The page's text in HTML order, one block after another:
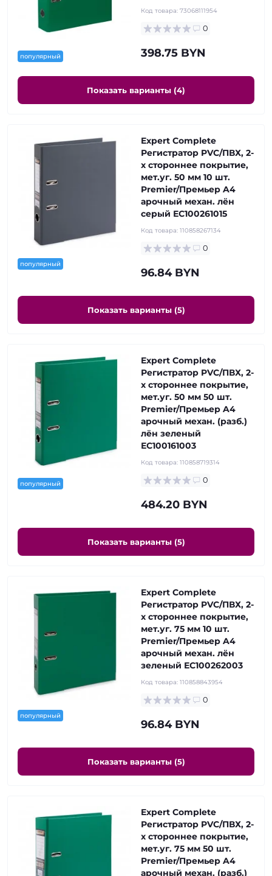
популярный
Код товара: 73068111954
0
398.75 BYN
Показать варианты (4)
популярный
Expert Complete
Регистратор PVC/ПВХ, 2-
х стороннее покрытие,
мет.уг. 50 мм 10 шт.
Premier/Премьер A4
арочный механ. лён
серый ЕС100261015
Код товара: 110858267134
0
96.84 BYN
Показать варианты (5)
популярный
Expert Complete
Регистратор PVC/ПВХ, 2-
х стороннее покрытие,
мет.уг. 50 мм 50 шт.
Premier/Премьер A4
арочный механ. (разб.)
лён зеленый
ЕС100161003
Код товара: 110858719314
0
484.20 BYN
Показать варианты (5)
популярный
Expert Complete
Регистратор PVC/ПВХ, 2-
х стороннее покрытие,
мет.уг. 75 мм 10 шт.
Premier/Премьер A4
арочный механ. лён
зеленый ЕС100262003
Код товара: 110858843954
0
96.84 BYN
Показать варианты (5)
Expert Complete
Регистратор PVC/ПВХ, 2-
х стороннее покрытие,
мет.уг. 75 мм 50 шт.
Premier/Премьер A4
арочный механ. (разб.)